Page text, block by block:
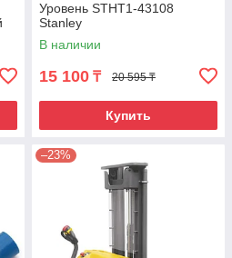
Уровень STHT1-43108
Stanley
В наличии
15 100 ₸ 20 595 ₸
Купить
–23%